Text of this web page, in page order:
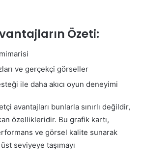
Özeti:
ve gerçekçi görseller
ile daha akıcı oyun deneyimi
avantajları bunlarla sınırlı değildir,
özellikleridir. Bu grafik kartı,
ve görsel kalite sunarak
seviyeye taşımayı